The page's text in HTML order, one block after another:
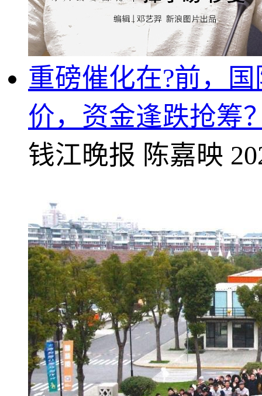
重磅催化在?前，
价，资金逢跌抢筹
钱江晚报 陈嘉映